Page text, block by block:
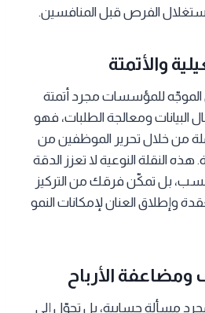
الفرص قبل المنافسين.
الموجّه للمؤسسات مجرد أتمتة
البيانات ومعالجة الطلبات، فهو
من خلال تحرير الموظفين من
هذه النقلة النوعية لا تعزز الدقة
بل تمكّن فرقك من التركيز
وإطلاق العنان لإمكانات النمو
مسألة حسابية، بل تحوّل إلى